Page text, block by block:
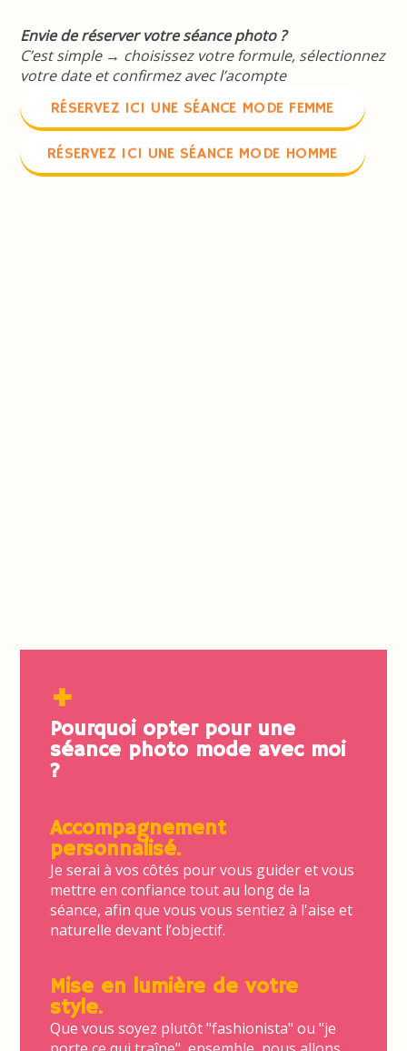
Envie de réserver votre séance photo ?
C’est simple → choisissez votre formule, sélectionnez
votre date et confirmez avec l’acompte
RÉSERVEZ ICI UNE SÉANCE MODE FEMME
RÉSERVEZ ICI UNE SÉANCE MODE HOMME
+
Pourquoi opter pour une
séance photo mode avec moi
?
Accompagnement
personnalisé.
Je serai à vos côtés pour vous guider et vous
mettre en confiance tout au long de la
séance, afin que vous vous sentiez à l'aise et
naturelle devant l’objectif.
Mise en lumière de votre
style.
Que vous soyez plutôt "fashionista" ou "je